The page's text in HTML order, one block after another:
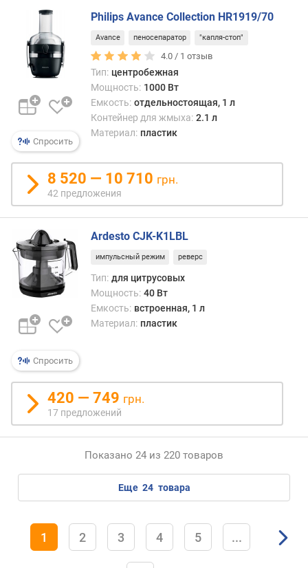
Спросить
Philips Avance Collection HR1919/70
Avance пеносепаратор "капля-стоп"
4.0 / 1 отзыв
Тип: центробежная
Мощность: 1000 Вт
Емкость: отдельностоящая, 1 л
Контейнер для жмыха: 2.1 л
Материал: пластик
8 520 — 10 710 грн.
42 предложения
Спросить
Ardesto CJK-K1LBL
импульсный режим реверс
Тип: для цитрусовых
Мощность: 40 Вт
Емкость: встроенная, 1 л
Материал: пластик
420 — 749 грн.
17 предложений
Показано 24 из 220 товаров
еще 24 товара
1 2 3 4 5 ...